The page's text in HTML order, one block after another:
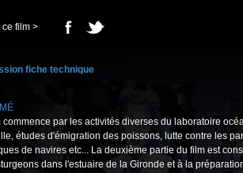
ce film >
fiche technique
commence par les activités diverses du laboratoire
études d'émigration des poissons, lutte contre les
de navires etc... La deuxième partie du film est
dans l'estuaire de la Gironde et à la